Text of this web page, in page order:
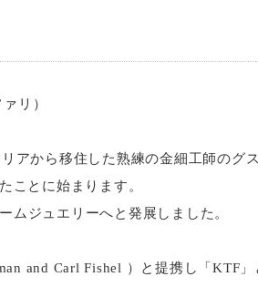
アから移住した熟練の金細工師のグ
ことに始まります。
ムジュエリーへと発展しました。
and Carl Fishel ）と提携し「KTF」